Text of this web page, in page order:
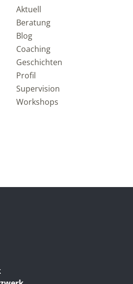
Aktuell
Beratung
Blog
Coaching
Geschichten
Profil
Supervision
Workshops